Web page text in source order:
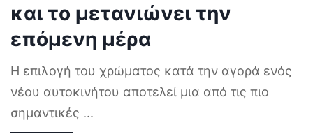
και το μετανιώνει την
επόμενη μέρα
Η επιλογή του χρώματος κατά την αγορά ενός
νέου αυτοκινήτου αποτελεί μια από τις πιο
σημαντικές ...